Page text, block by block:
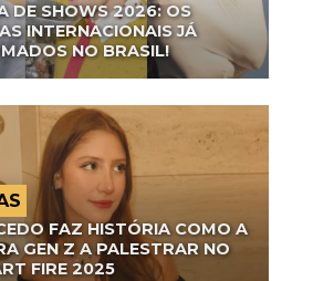
DE SHOWS 2026: OS
INTERNACIONAIS JÁ
NO BRASIL!
FAZ HISTÓRIA COMO A
GEN Z A PALESTRAR NO
FIRE 2025